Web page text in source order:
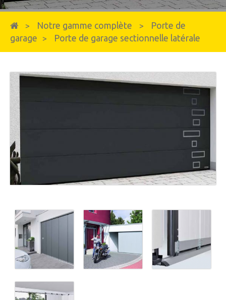
> Notre gamme complète >
Porte de
garage
> Porte de garage sectionnelle latérale